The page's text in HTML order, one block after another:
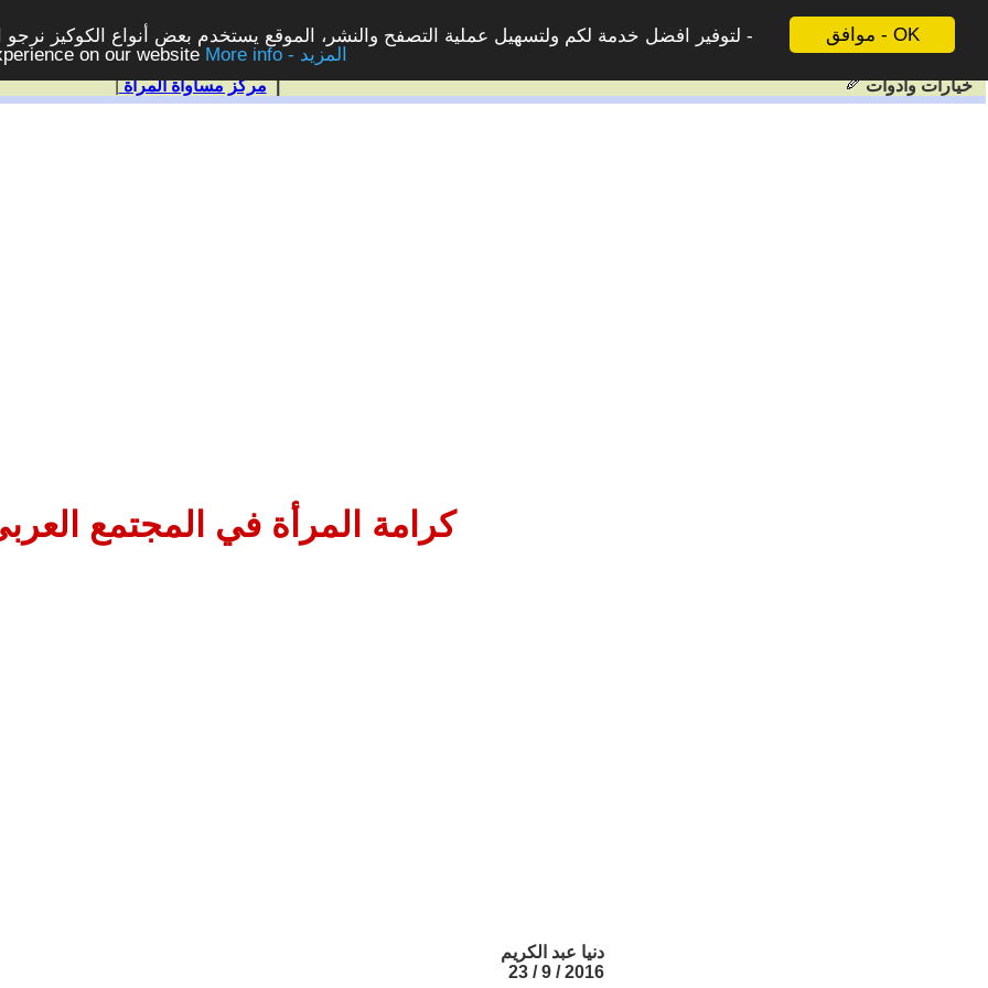
موافق - OK
لتوفير افضل خدمة لكم ولتسهيل عملية التصفح والنشر، الموقع يستخدم بعض أنواع الكوكيز
on our website
More info - المزيد
| مركز مساواة المرأة| خيارات وادوات
كرامة المرأة في المجتمع
دنيا عبد الكريم
2016 / 9 / 23